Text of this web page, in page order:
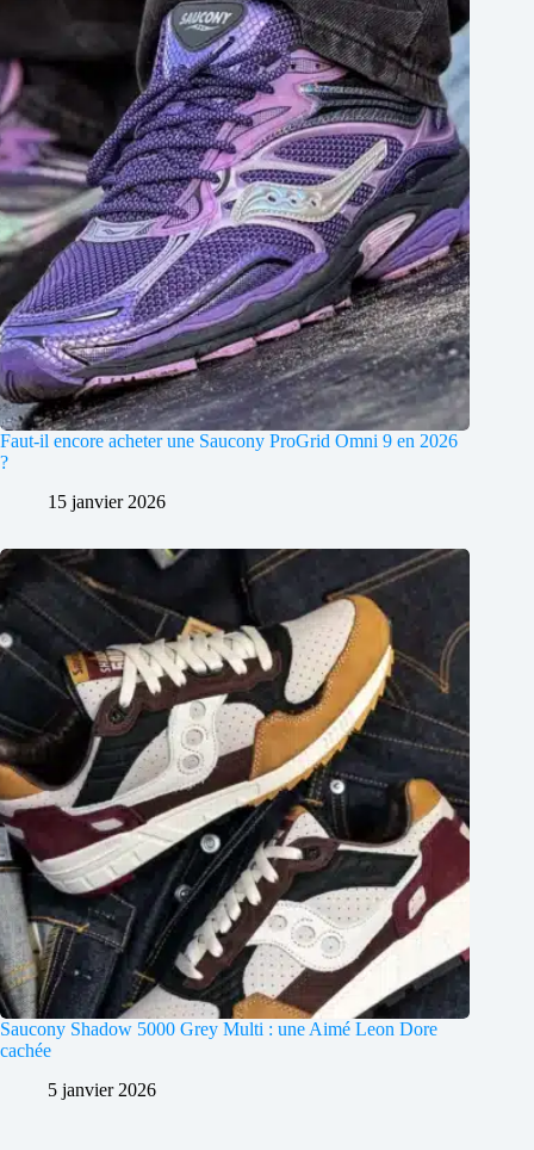
Faut-il encore acheter une Saucony ProGrid Omni 9 en 2026
?
15 janvier 2026
Saucony Shadow 5000 Grey Multi : une Aimé Leon Dore
cachée
5 janvier 2026